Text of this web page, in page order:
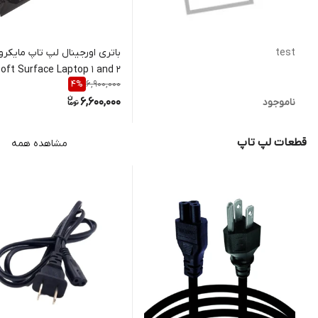
test
ناموجود
باتری اورجینال لپ تاپ
Surface Laptop 1 and 2
G3HAT036H
6,900,000
4%
6,600,000
قطعات لپ تاپ مشاهده همه